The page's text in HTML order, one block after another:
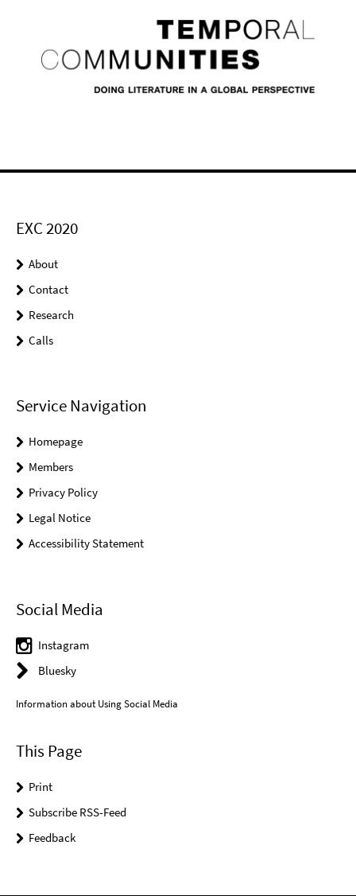
EXC 2020
About
Contact
Research
Calls
Service Navigation
Homepage
Members
Privacy Policy
Legal Notice
Accessibility Statement
Social Media
Instagram
Bluesky
Information about Using Social Media
This Page
Print
Subscribe RSS-Feed
Feedback